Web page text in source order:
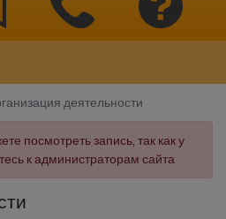
деятельности
посмотреть запись, так как у
к администраторам сайта